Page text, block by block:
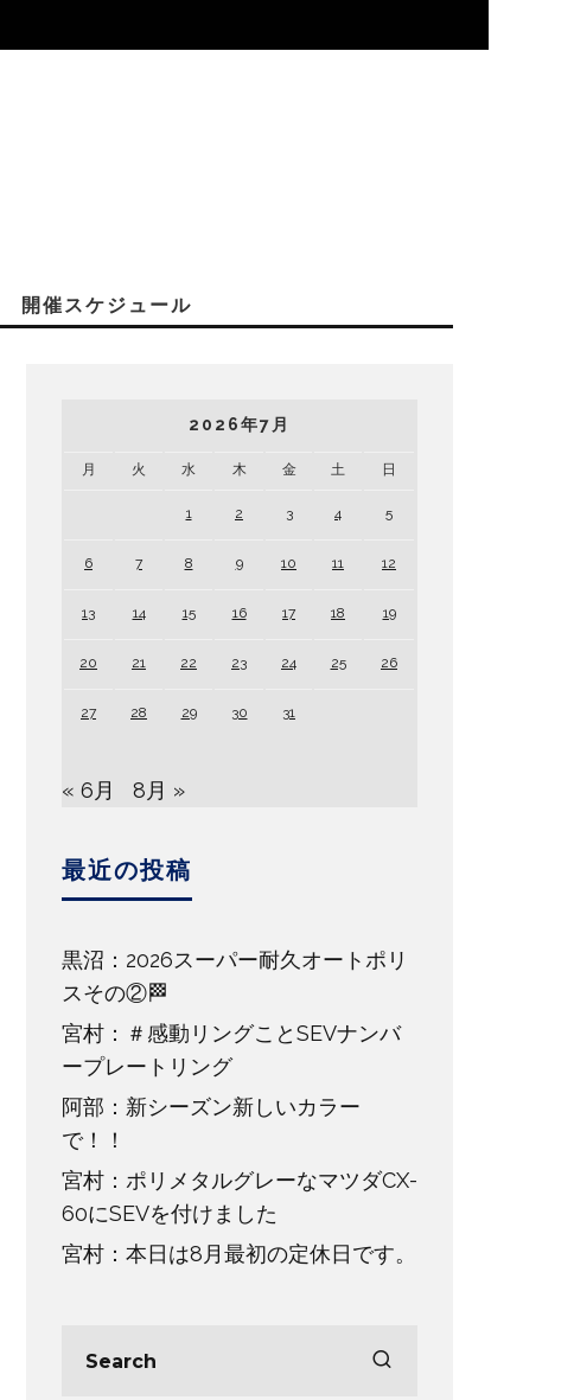
開催スケジュール
2026年7月
月 火 水 木 金 土 日
1 2 3 4 5
6 7 8 9 10 11 12
13 14 15 16 17 18 19
20 21 22 23 24 25 26
27 28 29 30 31
« 6月 8月 »
最近の投稿
黒沼：2026スーパー耐久オートポリ
スその②🏁
宮村：＃感動リングことSEVナンバ
ープレートリング
阿部：新シーズン新しいカラー
で！！
宮村：ポリメタルグレーなマツダCX-
60にSEVを付けました
宮村：本日は8月最初の定休日です。